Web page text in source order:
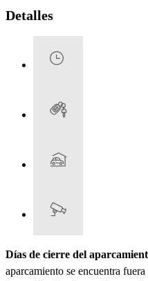
Detalles
Días de cierre del
aparcamiento se encuentra